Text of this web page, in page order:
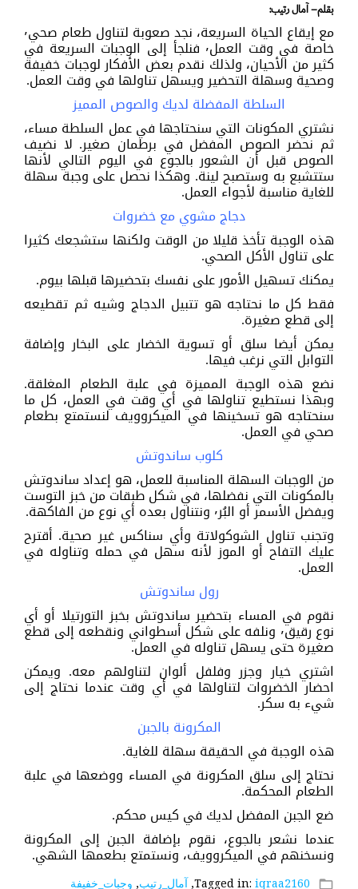
بقلم– آمال رتيب:
مع إيقاع الحياة السريعة، نجد صعوبة لتناول طعام صحي٬
خاصة في وقت العمل٬ فنلجأ إلى الوجبات السريعة في
كثير من الأحيان، ولذلك نقدم بعض الأفكار لوجبات خفيفة
وصحية وسهلة التحضير ويسهل تناولها في وقت العمل.
السلطة المفضلة لديك والصوص المميز
نشتري المكونات التي سنحتاجها في عمل السلطة مساء،
ثم نحضر الصوص المفضل في برطمان صغير. لا نضيف
الصوص قبل أن الشعور بالجوع في اليوم التالي لأنها
ستتشبع به وستصبح لينة. وهكذا نحصل على وجبة سهلة
للغاية مناسبة لأجواء العمل.
دجاج مشوي مع خضروات
هذه الوجبة تأخذ قليلا من الوقت ولكنها ستشجعك كثيرا
على تناول الأكل الصحي.
يمكنك تسهيل الأمور على نفسك بتحضيرها قبلها بيوم.
فقط كل ما نحتاجه هو تتبيل الدجاج وشيه ثم تقطيعه
إلى قطع صغيرة.
يمكن أيضا سلق أو تسوية الخضار على البخار وإضافة
التوابل التي نرغب فيها.
نضع هذه الوجبة المميزة في علبة الطعام المغلقة.
وبهذا نستطيع تناولها في أي وقت في العمل، كل ما
سنحتاجه هو تسخينها في الميكروويف لنستمتع بطعام
صحي في العمل.
كلوب ساندوتش
من الوجبات السهلة المناسبة للعمل، هو إعداد ساندوتش
بالمكونات التي نفضلها، في شكل طبقات من خبز التوست
ويفضل الأسمر أو البُر٬ ونتناول بعده أي نوع من الفاكهة.
وتجنب تناول الشوكولاتة وأي سناكس غير صحية. أقترح
عليك التفاح أو الموز لأنه سهل في حمله وتناوله في
العمل.
رول ساندوتش
نقوم في المساء بتحضير ساندوتش بخبز التورتيلا أو أي
نوع رقيق٬ ونلفه على شكل أسطواني ونقطعه إلى قطع
صغيرة حتى يسهل تناوله في العمل.
اشتري خيار وجزر وفلفل ألوان لتناولهم معه. ويمكن
احضار الخضروات لتناولها في أي وقت عندما نحتاج إلى
شيء به سكر.
المكرونة بالجبن
هذه الوجبة في الحقيقة سهلة للغاية.
نحتاج إلى سلق المكرونة في المساء ووضعها في علبة
الطعام المحكمة.
ضع الجبن المفضل لديك في كيس محكم.
عندما نشعر بالجوع، نقوم بإضافة الجبن إلى المكرونة
ونسخنهم في الميكروويف، ونستمتع بطعمها الشهي.
folder_open
Tagged in: iqraa2160
, آمال_رتيب, وجبات_خفيفة